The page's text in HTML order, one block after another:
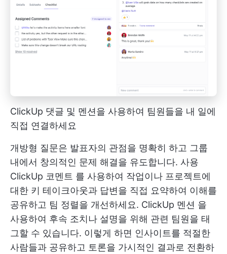
ClickUp 댓글 및 멘션을 사용하여 팀원들을 내 일에
직접 연결하세요
개방형 질문은 발표자의 관점을 명확히 하고 그룹
내에서 창의적인 문제 해결을 유도합니다. 사용
ClickUp 코멘트 를 사용하여 작업이나 프로젝트에
대한 키 테이크아웃과 답변을 직접 요약하여 이해를
공유하고 팀 정렬을 개선하세요. ClickUp 멘션 을
사용하여 후속 조치나 설명을 위해 관련 팀원을 태
그할 수 있습니다. 이렇게 하면 인사이트를 적절한
사람들과 공유하고 토론을 가시적인 결과로 전환하